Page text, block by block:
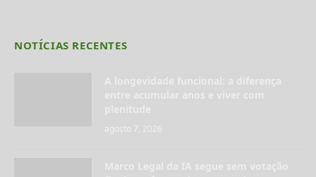
NOTÍCIAS RECENTES
agosto 7, 2026